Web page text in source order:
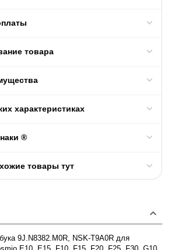
товара
характеристиках
®
товары тут
9J.N8382.M0R, NSK-T9A0R для